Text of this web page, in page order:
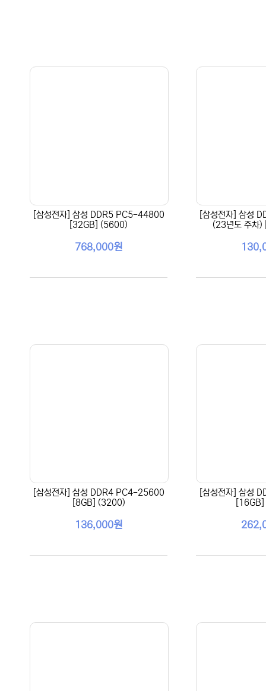
[삼성전자] 삼성 DDR5 PC5-44800
[32GB] (5600)
768,000원
[삼성전자] 삼성
(23년도 주차
[삼성전자] 삼성 DDR4 PC4-25600
[8GB] (3200)
136,000원
[삼성전자] 삼성